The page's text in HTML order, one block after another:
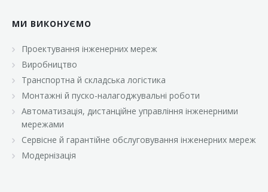
«Класс»
«Континент»
«Малинка»
«Марс»
«Оптовичок»
МИ ВИКОНУЄМО
Проектування інженерних мереж
Виробництво
Транспортна й складська логістика
Монтажні й пуско-налагоджувальні роботи
Автоматизація, дистанційне управління інженерними
мережами
Сервісне й гарантійне обслуговування інженерних мереж
Модернізація